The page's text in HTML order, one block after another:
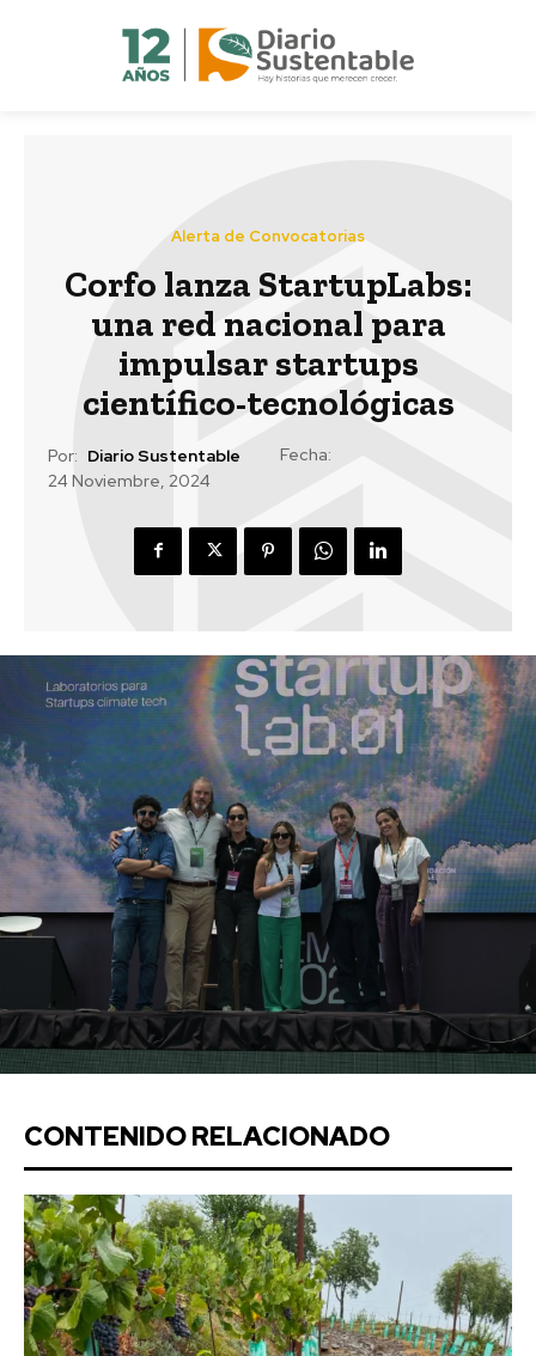
Alerta de Convocatorias
Corfo lanza StartupLabs:
una red nacional para
impulsar startups
científico-tecnológicas
Por: Diario Sustentable
Fecha:
24 Noviembre, 2024
CONTENIDO RELACIONADO